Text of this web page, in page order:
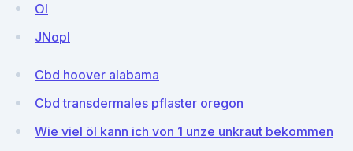
OI
JNopI
Cbd hoover alabama
Cbd transdermales pflaster oregon
Wie viel öl kann ich von 1 unze unkraut bekommen